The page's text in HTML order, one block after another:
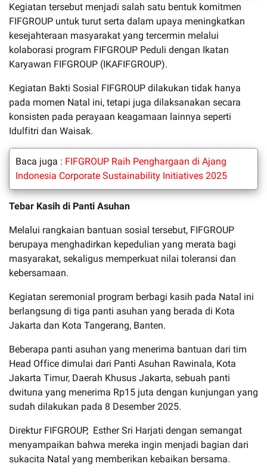
Kegiatan tersebut menjadi salah satu bentuk komitmen
FIFGROUP untuk turut serta dalam upaya meningkatkan
kesejahteraan masyarakat yang tercermin melalui
kolaborasi program FIFGROUP Peduli dengan Ikatan
Karyawan FIFGROUP (IKAFIFGROUP).
Kegiatan Bakti Sosial FIFGROUP dilakukan tidak hanya
pada momen Natal ini, tetapi juga dilaksanakan secara
konsisten pada perayaan keagamaan lainnya seperti
Idulfitri dan Waisak.
Baca juga : FIFGROUP Raih Penghargaan di Ajang
Indonesia Corporate Sustainability Initiatives 2025
Tebar Kasih di Panti Asuhan
Melalui rangkaian bantuan sosial tersebut, FIFGROUP
berupaya menghadirkan kepedulian yang merata bagi
masyarakat, sekaligus memperkuat nilai toleransi dan
kebersamaan.
Kegiatan seremonial program berbagi kasih pada Natal ini
berlangsung di tiga panti asuhan yang berada di Kota
Jakarta dan Kota Tangerang, Banten.
Beberapa panti asuhan yang menerima bantuan dari tim
Head Office dimulai dari Panti Asuhan Rawinala, Kota
Jakarta Timur, Daerah Khusus Jakarta, sebuah panti
dwituna yang menerima Rp15 juta dengan kunjungan yang
sudah dilakukan pada 8 Desember 2025.
Direktur FIFGROUP, Esther Sri Harjati dengan semangat
menyampaikan bahwa mereka ingin menjadi bagian dari
sukacita Natal yang memberikan kebaikan bersama.